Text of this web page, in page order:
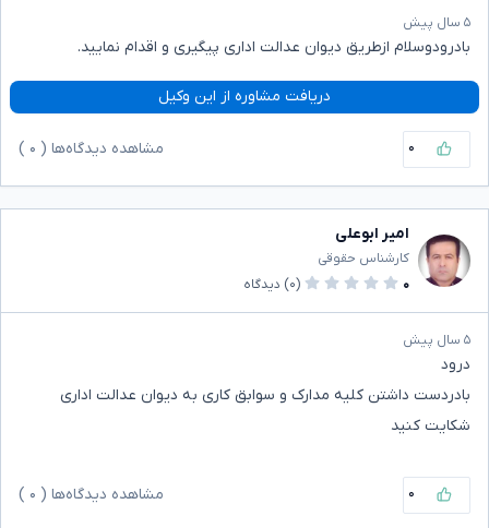
۵ سال پیش
بادرودوسلام ازطریق دیوان عدالت اداری پیگیری و اقدام نمایید.
دریافت مشاوره از این وکیل
۰ مشاهده دیدگاه‌ها ( ۰
امیر ابوعلی
کارشناس حقوقی
۰
(۰) دیدگاه
۵ سال پیش
درود
بادردست داشتن کلیه مدارک و سوابق کاری به دیوان عدالت اداری
شکایت کنید
۰ مشاهده دیدگاه‌ها ( ۰